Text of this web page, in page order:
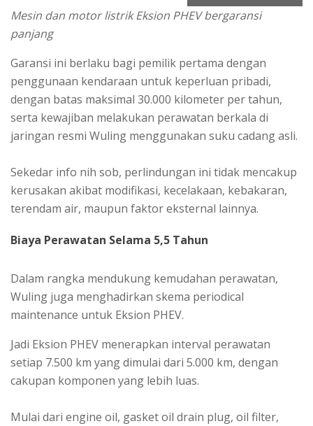
Mesin dan motor listrik Eksion PHEV bergaransi
panjang
Garansi ini berlaku bagi pemilik pertama dengan
penggunaan kendaraan untuk keperluan pribadi,
dengan batas maksimal 30.000 kilometer per tahun,
serta kewajiban melakukan perawatan berkala di
jaringan resmi Wuling menggunakan suku cadang asli.
Sekedar info nih sob, perlindungan ini tidak mencakup
kerusakan akibat modifikasi, kecelakaan, kebakaran,
terendam air, maupun faktor eksternal lainnya.
Biaya Perawatan Selama 5,5 Tahun
Dalam rangka mendukung kemudahan perawatan,
Wuling juga menghadirkan skema periodical
maintenance untuk Eksion PHEV.
Jadi Eksion PHEV menerapkan interval perawatan
setiap 7.500 km yang dimulai dari 5.000 km, dengan
cakupan komponen yang lebih luas.
Mulai dari engine oil, gasket oil drain plug, oil filter,